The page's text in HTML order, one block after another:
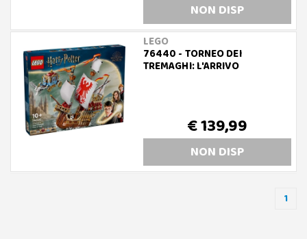
NON DISP
LEGO
76440 - TORNEO DEI
TREMAGHI: L'ARRIVO
€ 139,99
NON DISP
1